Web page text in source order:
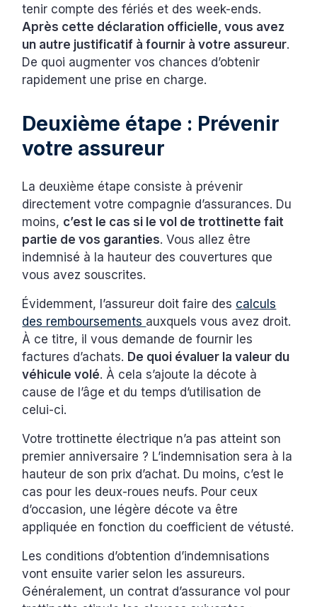
tenir compte des fériés et des week-ends.
Après cette déclaration officielle, vous avez
un autre justificatif à fournir à votre assureur.
De quoi augmenter vos chances d’obtenir
rapidement une prise en charge.
Deuxième étape : Prévenir
votre assureur
La deuxième étape consiste à prévenir
directement votre compagnie d’assurances. Du
moins, c’est le cas si le vol de trottinette fait
partie de vos garanties. Vous allez être
indemnisé à la hauteur des couvertures que
vous avez souscrites.
Évidemment, l’assureur doit faire des calculs
des remboursements auxquels vous avez droit.
À ce titre, il vous demande de fournir les
factures d’achats. De quoi évaluer la valeur du
véhicule volé. À cela s’ajoute la décote à
cause de l’âge et du temps d’utilisation de
celui-ci.
Votre trottinette électrique n’a pas atteint son
premier anniversaire ? L’indemnisation sera à la
hauteur de son prix d’achat. Du moins, c’est le
cas pour les deux-roues neufs. Pour ceux
d’occasion, une légère décote va être
appliquée en fonction du coefficient de vétusté.
Les conditions d’obtention d’indemnisations
vont ensuite varier selon les assureurs.
Généralement, un contrat d’assurance vol pour